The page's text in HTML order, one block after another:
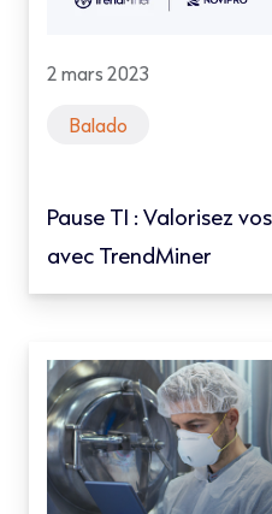
2 mars 2023
Balado
Pause TI : Valorisez
avec TrendMiner